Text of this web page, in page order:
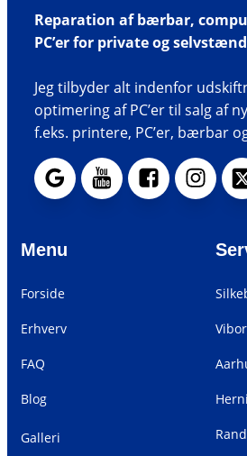
Reparation af bærbar,
PC’er for private og
Jeg tilbyder alt indenfor
optimering af PC’er til salg af
f.eks. printere, PC’er, bærbar
Menu
Forside
Erhverv
FAQ
Blog
Galleri